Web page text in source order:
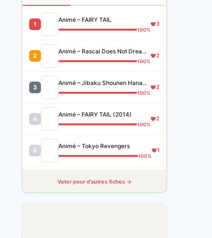
1
Animé – FAIRY TAIL
100%
3
2
Animé – Rascal Does Not Dream of Bunny Girl Senpai
100%
2
3
Animé – Jibaku Shounen Hanako-kun
100%
2
4
Animé – FAIRY TAIL (2014)
100%
2
5
Animé – Tokyo Revengers
100%
1
Voter pour d'autres fiches →